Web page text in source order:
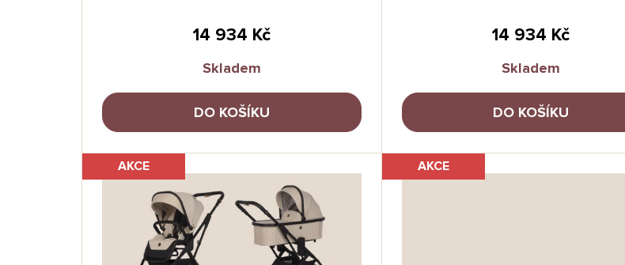
14 934 Kč
Skladem
DO KOŠÍKU
14 934 Kč
Skladem
DO KOŠÍKU
AKCE AKCE